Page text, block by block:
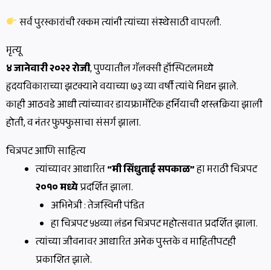
सर्व पुरस्कारांची रक्कम त्यांनी त्यांच्या संस्थेसाठी वापरली.
मृत्यू
४ जानेवारी २०२२ रोजी, पुण्यातील गॅलक्सी हॉस्पिटलमध्ये
हृदयविकाराच्या झटक्याने वयाच्या ७३ व्या वर्षी त्यांचे निधन झाले.
काही आठवडे आधी त्यांच्यावर डायफ्रामॅटिक हर्नियाची शस्त्रक्रिया झाली
होती, व नंतर फुफ्फुसाचा संसर्ग झाला.
चित्रपट आणि साहित्य
त्यांच्यावर आधारित“मी सिंधुताई सपकाळ”हा मराठी चित्रपट
२०१० मध्येप्रदर्शित झाला.
अभिनेत्री : तेजस्विनी पंडित
हा चित्रपट ५४व्या लंडन चित्रपट महोत्सवात प्रदर्शित झाला.
त्यांच्या जीवनावर आधारित अनेक पुस्तके व माहितीपटही
प्रकाशित झाले.